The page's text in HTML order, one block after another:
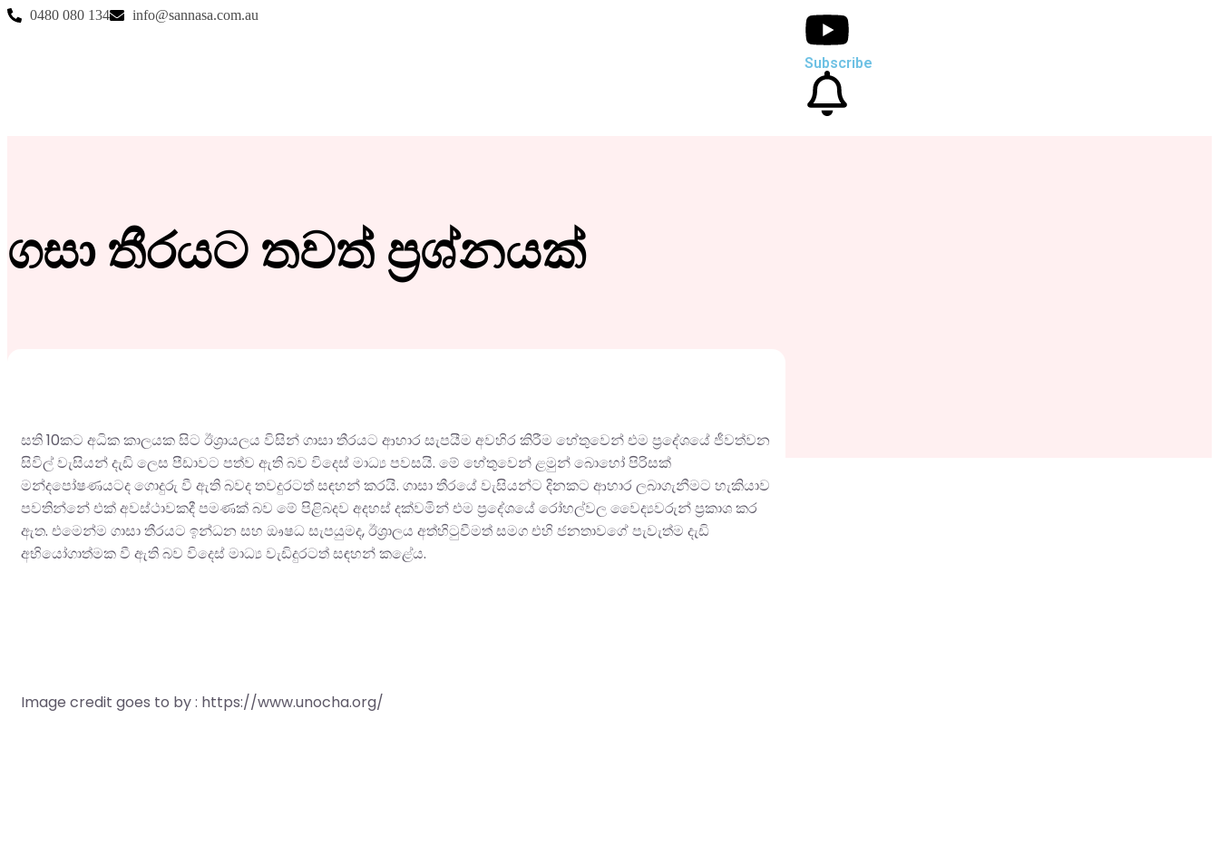
0480 080 134 info@sannasa.com.au
Subscribe
ගසා තීරයට තවත් ප්‍රශ්නයක්
සති 10කට අධික කාලයක සිට ඊශ්‍රායලය විසින් ගාසා තීරයට ආහාර සැපයීම අවහිර කිරීම හේතුවෙන් එම ප්‍රදේශයේ ජීවත්වන
සිවිල් වැසියන් දැඩි ලෙස පීඩාවට පත්ව ඇති බව විදෙස් මාධ්‍ය පවසයි. මේ හේතුවෙන් ළමුන් බොහෝ පිරිසක්
මන්දපෝෂණයටද ගොදුරු වී ඇති බවද තවදුරටත් සඳහන් කරයි. ගාසා තීරයේ වැසියන්ට දිනකට ආහාර ලබාගැනීමට හැකියාව
පවතින්නේ එක් අවස්ථාවකදී පමණක් බව මේ පිළිබදව අදහස් දක්වමින් එම ප්‍රදේශයේ රෝහල්වල වෛද්‍යවරුන් ප්‍රකාශ කර
ඇත. එමෙන්ම ගාසා තීරයට ඉන්ධන සහ ඖෂධ සැපයුමද, ඊශ්‍රාලය අත්හිටුවීමත් සමග එහි ජනතාවගේ පැවැත්ම දැඩි
අභියෝගාත්මක වී ඇති බව විදෙස් මාධ්‍ය වැඩිදුරටත් සඳහන් කළේය.
Image credit goes to by : https://www.unocha.org/